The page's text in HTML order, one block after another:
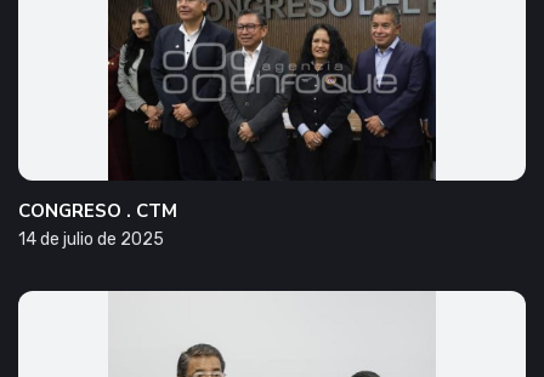
CONGRESO . CTM
14 de julio de 2025